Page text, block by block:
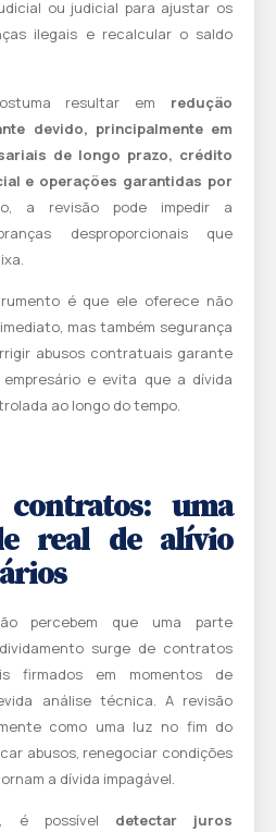
ou judicial para ajustar os
ilegais e recalcular o saldo
resultar em redução
devido, principalmente em
de longo prazo, crédito
e operações garantidas por
a revisão pode impedir a
desproporcionais que
é que ele oferece não
mas também segurança
abusos contratuais garante
empresário e evita que a dívida
ao longo do tempo.
uma
real de alívio
percebem que uma parte
surge de contratos
firmados em momentos de
análise técnica. A revisão
como uma luz no fim do
abusos, renegociar condições
a dívida impagável.
é possível detectar juros